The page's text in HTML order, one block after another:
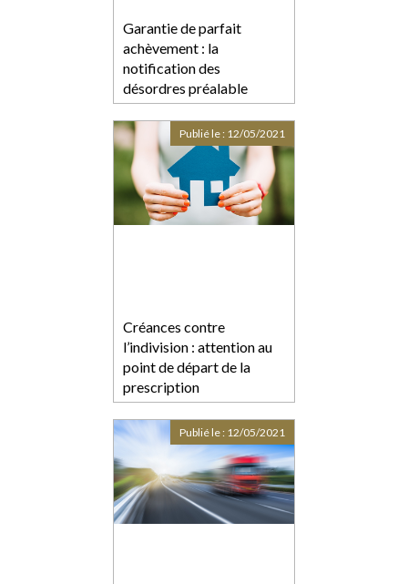
Garantie de parfait
achèvement : la
notification des
désordres préalable
nécessaire à l’assignation
Créances contre
l’indivision : attention au
point de départ de la
prescription
Publié le : 12/05/2021
Publié le : 12/05/2021